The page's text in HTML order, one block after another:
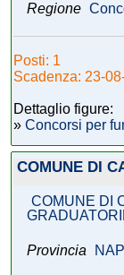
Regione
Posti: 1
Scadenza: 23-
Dettaglio figure:
» Concorsi per
COMUNE DI
COMUNE DI
Provincia